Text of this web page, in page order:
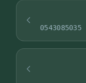
0543085035